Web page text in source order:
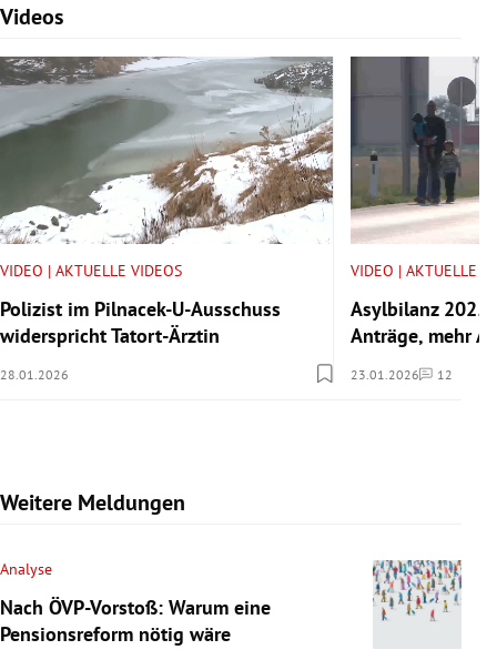
Videos
Slide 1 von 7
VIDEO | AKTUELLE VIDEOS
Polizist im Pilnacek-U-Ausschuss
widerspricht Tatort-Ärztin
28.01.2026
VIDEO | AKTUELLE
Asylbilanz
Anträge, mehr
23.01.2026 12
Kommentare
Weitere Meldungen
Analyse
Nach ÖVP-Vorstoß: Warum eine
Pensionsreform nötig wäre